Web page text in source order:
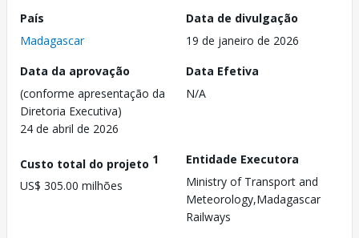
País
Madagascar
Data de divulgação
19 de janeiro de 2026
Data da aprovação
(conforme apresentação da
Diretoria Executiva)
24 de abril de 2026
Data Efetiva
N/A
Custo total do projeto 1
US$ 305.00 milhões
Entidade Executora
Ministry of Transport and
Meteorology,Madagascar
Railways